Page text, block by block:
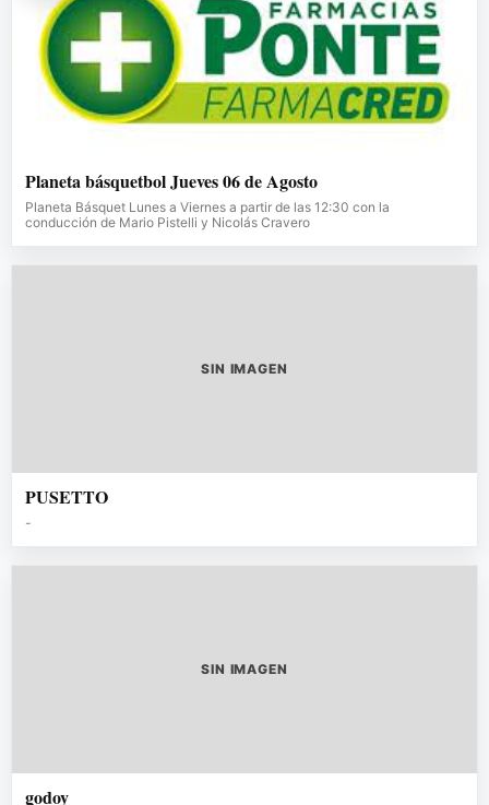
Planeta básquetbol Jueves 06 de Agosto
Planeta Básquet Lunes a Viernes a partir de las 12:30 con la
conducción de Mario Pistelli y Nicolás Cravero
SIN IMAGEN
PUSETTO
-
SIN IMAGEN
godoy